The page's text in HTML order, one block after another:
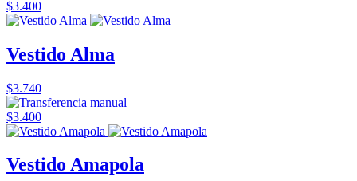
$3.400
Vestido Alma
$3.740
$3.400
Vestido Amapola